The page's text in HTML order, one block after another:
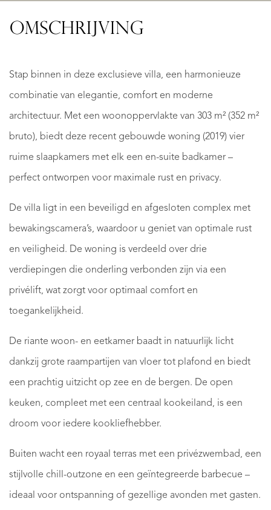
OMSCHRIJVING
Stap binnen in deze exclusieve villa, een harmonieuze
combinatie van elegantie, comfort en moderne
architectuur. Met een woonoppervlakte van 303 m² (352 m²
bruto), biedt deze recent gebouwde woning (2019) vier
ruime slaapkamers met elk een en-suite badkamer –
perfect ontworpen voor maximale rust en privacy.
De villa ligt in een beveiligd en afgesloten complex met
bewakingscamera’s, waardoor u geniet van optimale rust
en veiligheid. De woning is verdeeld over drie
verdiepingen die onderling verbonden zijn via een
privélift, wat zorgt voor optimaal comfort en
toegankelijkheid.
De riante woon- en eetkamer baadt in natuurlijk licht
dankzij grote raampartijen van vloer tot plafond en biedt
een prachtig uitzicht op zee en de bergen. De open
keuken, compleet met een centraal kookeiland, is een
droom voor iedere kookliefhebber.
Buiten wacht een royaal terras met een privézwembad, een
stijlvolle chill-outzone en een geïntegreerde barbecue –
ideaal voor ontspanning of gezellige avonden met gasten.